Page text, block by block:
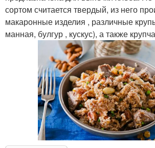
сортом считается твердый, из него
макаронные изделия , различные
манная, булгур , кускус), а также